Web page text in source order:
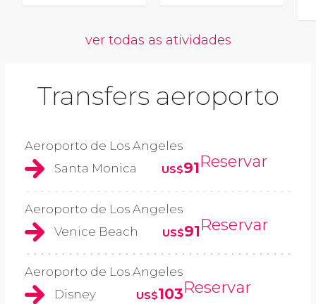
ver todas as atividades
Transfers aeroporto
Aeroporto de Los Angeles
Santa Monica
US$91Reservar
Aeroporto de Los Angeles
Venice Beach
US$91Reservar
Aeroporto de Los Angeles
Disney
US$103Reservar